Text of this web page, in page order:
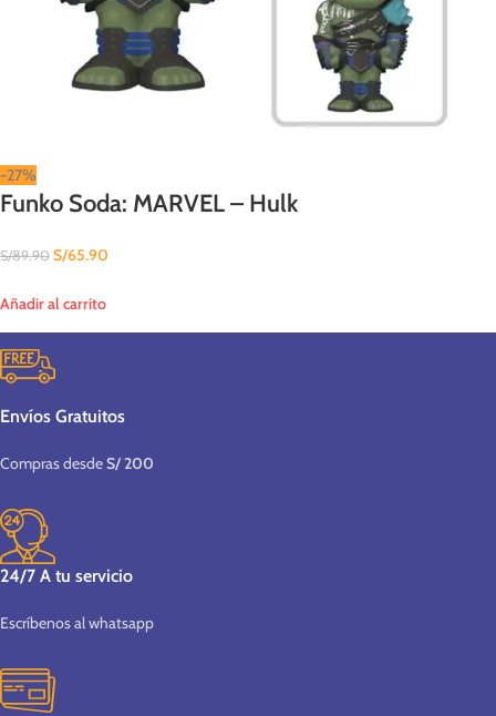
-27%
Funko Soda: MARVEL – Hulk
S/89.90 S/65.90
Añadir al carrito
Envíos Gratuitos
Compras desdeS/ 200
24/7 A tu servicio
Escríbenos al whatsapp